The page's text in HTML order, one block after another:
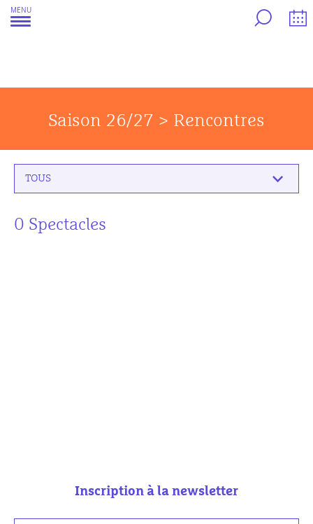
MENU
Aller
au
Saison 26/27 > Rencontres
TOUS
0 Spectacles
Inscription à la newsletter